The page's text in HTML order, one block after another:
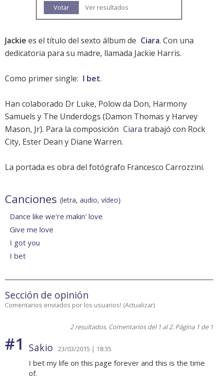
Votar Ver resultados
Jackie es el título del sexto álbum de Ciara. Con una
dedicatoria para su madre, llamada Jackie Harris.
Como primer single: I bet.
Han colaborado Dr Luke, Polow da Don, Harmony
Samuels y The Underdogs (Damon Thomas y Harvey
Mason, Jr). Para la composición Ciara trabajó con Rock
City, Ester Dean y Diane Warren.
La portada es obra del fotógrafo Francesco Carrozzini.
Canciones (letra, audio, vídeo)
Dance like we're makin' love
Give me love
I got you
I bet
Sección de opinión
Comentarios enviados por los usuarios! (Actualizar)
2 resultados. Comentarios del 1 al 2. Página 1 de 1
#1 Sakio 23/03/2015 | 18:35
I bet my life on this page forever and this is the time
of.